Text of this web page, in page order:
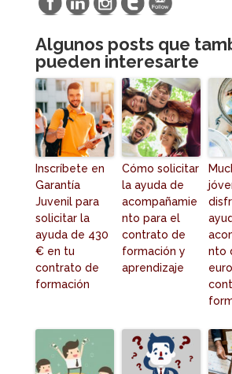
Algunos posts que
pueden interesarte
Inscríbete en
Garantía
Juvenil para
solicitar la
ayuda de 430
€ en tu
contrato de
formación
Cómo solicitar
la ayuda de
acompañamie
nto para el
contrato de
formación y
aprendizaje
nto